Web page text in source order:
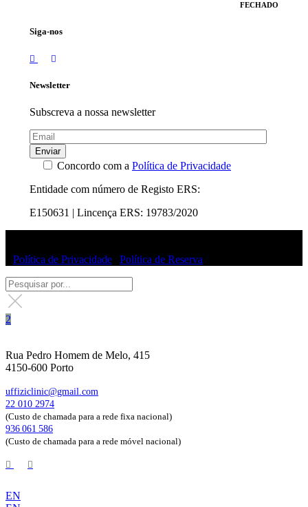
FECHADO
Siga-nos
Newsletter
Subscreva a nossa newsletter
Enviar
Concordo com a Política de Privacidade
Entidade com número de Registo ERS:
E150631 | Lincença ERS: 19783/2020
Política de Privacidade Política de Reserva
Rua Pedro Homem de Melo, 415
4150-600 Porto
uffiziclinic@gmail.com
22 010 2974
(Custo de chamada para a rede fixa nacional)
936 061 586
(Custo de chamada para a rede móvel nacional)
EN